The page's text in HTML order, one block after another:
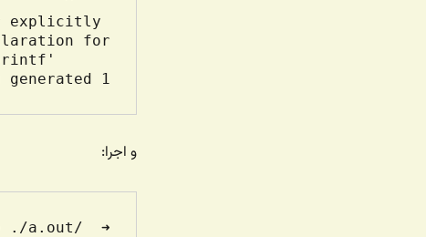
explicitly
1 warning generated.
و اجرا: